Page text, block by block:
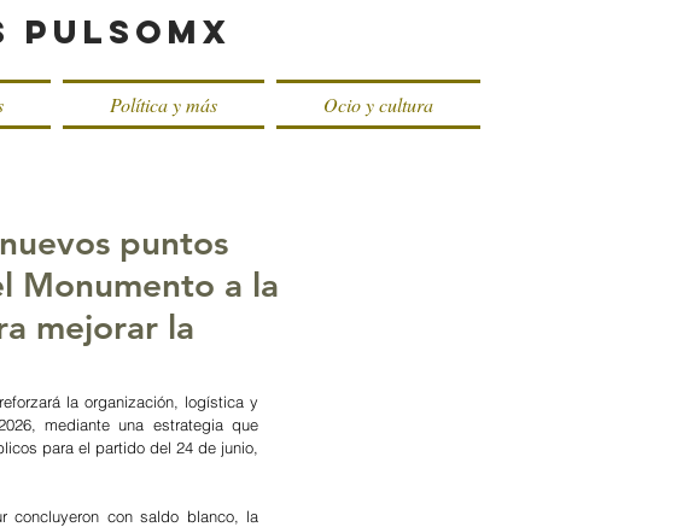
Política y más Ocio y cultura
puntos
Monumento a la
mejorar la
la organización, logística y
mediante una estrategia que
para el partido del 24 de junio,
concluyeron con saldo blanco, la